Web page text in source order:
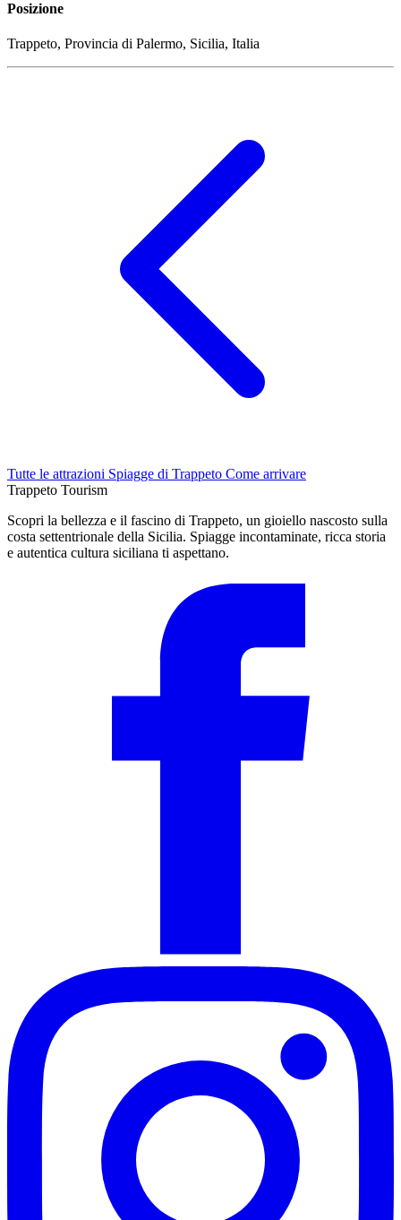
Posizione
Trappeto, Provincia di Palermo, Sicilia, Italia
Tutte le attrazioni Spiagge di Trappeto Come arrivare
Trappeto Tourism
Scopri la bellezza e il fascino di Trappeto, un gioiello nascosto sulla
costa settentrionale della Sicilia. Spiagge incontaminate, ricca storia
e autentica cultura siciliana ti aspettano.